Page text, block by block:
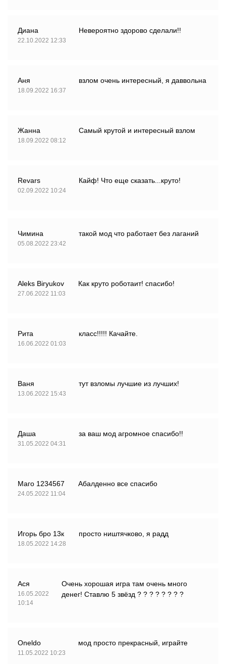
Диана
22.10.2022 12:33
Невероятно здорово сделали!!
Аня
18.09.2022 16:37
взлом очень интересный, я даввольна
Жанна
18.09.2022 08:12
Самый крутой и интересный взлом
Revars
02.09.2022 10:24
Кайф! Что еще сказать...круто!
Чимина
05.08.2022 23:42
такой мод что работает без лаганий
Aleks Biryukov
27.06.2022 11:03
Как круто роботаит! спасибо!
Рита
16.06.2022 01:03
класс!!!!! Качайте.
Ваня
13.06.2022 15:43
тут взломы лучшие из лучших!
Даша
31.05.2022 04:31
за ваш мод агромное спасибо!!
Маго 1234567
24.05.2022 11:04
Абалденно все спасибо
Игорь бро 13к
18.05.2022 14:28
просто ништячково, я радд
Ася
16.05.2022
10:14
Очень хорошая игра там очень много
денег! Ставлю 5 звёзд ? ? ? ? ? ? ? ?
Oneldo
11.05.2022 10:23
мод просто прекрасный, играйте